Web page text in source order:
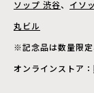
ソップ 渋谷、 イソ
丸ビル
※記念品は数量限定
オンラインストア：